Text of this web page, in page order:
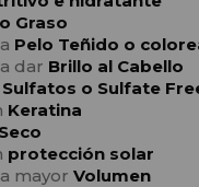
Graso
Pelo Teñido o
dar Brillo al Cabello
Sulfatos o Sulfate
Keratina
protección solar
mayor Volumen